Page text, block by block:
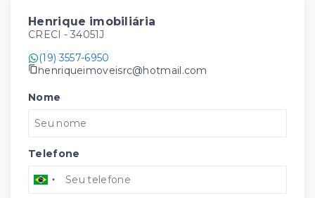
Henrique imobiliária
CRECI - 34051J
(19) 3557-6950
henriqueimoveisrc@hotmail.com
Nome
Telefone